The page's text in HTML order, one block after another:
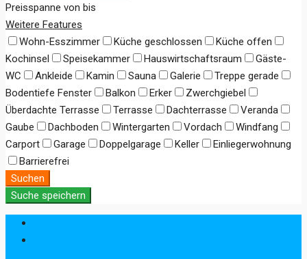
Preisspanne von bis
Weitere Features
Wohn-Esszimmer
Küche geschlossen
Küche offen
Kochinsel
Speisekammer Hauswirtschaftsraum
Gäste-
WC
Ankleide Kamin Sauna Galerie
Treppe gerade
Bodentiefe Fenster
Balkon Erker
Zwerchgiebel
Überdachte Terrasse
Terrasse Dachterrasse
Veranda
Gaube
Dachboden Wintergarten Vordach
Windfang
Carport
Garage Doppelgarage Keller
Einliegerwohnung
Barrierefrei
Suchen
Suche speichern